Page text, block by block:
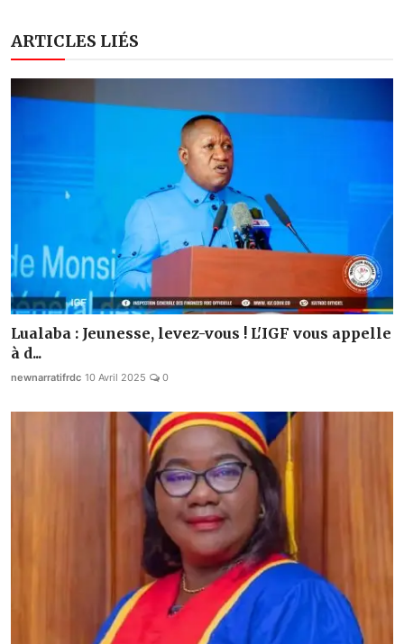
ARTICLES LIÉS
Lualaba : Jeunesse, levez-vous ! L'IGF vous appelle
à d...
newnarratifrdc 10 Avril 2025 0